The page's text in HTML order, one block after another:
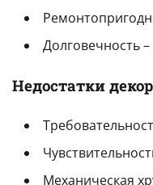
Долговечность
Недостатки
Механическая